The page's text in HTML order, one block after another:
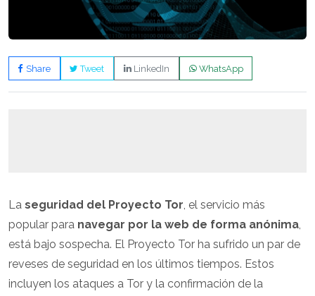
Share Tweet LinkedIn WhatsApp
La seguridad del Proyecto Tor, el servicio más
popular para navegar por la web de forma anónima,
está bajo sospecha. El Proyecto Tor ha sufrido un par de
reveses de seguridad en los últimos tiempos. Estos
incluyen los ataques a Tor y la confirmación de la